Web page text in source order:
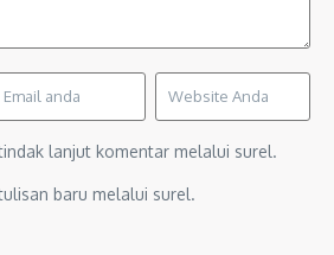
lanjut komentar melalui surel.
baru melalui surel.